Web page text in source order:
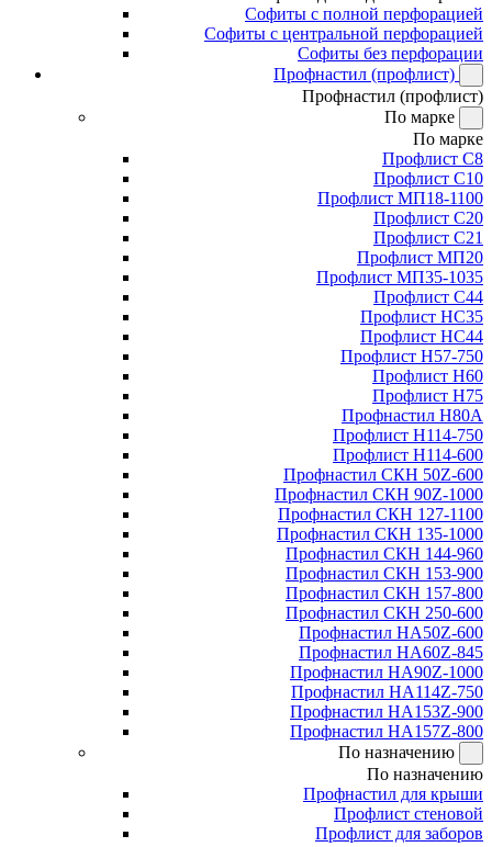
Софиты с полной перфорацией
Софиты с центральной перфорацией
Софиты без перфорации
Профнастил (профлист)
Профнастил (профлист)
По марке
По марке
Профлист С8
Профлист С10
Профлист МП18-1100
Профлист С20
Профлист С21
Профлист МП20
Профлист МП35-1035
Профлист С44
Профлист НС35
Профлист НС44
Профлист Н57-750
Профлист Н60
Профлист Н75
Профнастил Н80А
Профлист Н114-750
Профлист Н114-600
Профнастил СКН 50Z-600
Профнастил СКН 90Z-1000
Профнастил СКН 127-1100
Профнастил СКН 135-1000
Профнастил СКН 144-960
Профнастил СКН 153-900
Профнастил СКН 157-800
Профнастил СКН 250-600
Профнастил НА50Z-600
Профнастил НА60Z-845
Профнастил НА90Z-1000
Профнастил НА114Z-750
Профнастил НА153Z-900
Профнастил НА157Z-800
По назначению
По назначению
Профнастил для крыши
Профлист стеновой
Профлист для заборов